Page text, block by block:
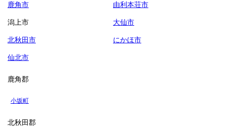
鹿角市 由利本荘市
潟上市 大仙市
北秋田市 にかほ市
仙北市
鹿角郡
小坂町
北秋田郡